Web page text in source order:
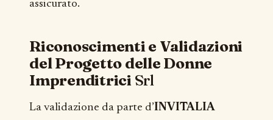
assicurato.
Riconoscimenti e Validazioni
del Progetto delle Donne
ImprenditriciSrl
La validazione da parte d’INVITALIA